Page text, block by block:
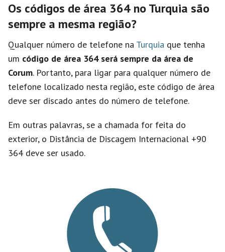
Os códigos de área 364 no Turquia são
sempre a mesma região?
Qualquer número de telefone na Turquia que tenha
um código de área 364 será sempre da área de
Corum. Portanto, para ligar para qualquer número de
telefone localizado nesta região, este código de área
deve ser discado antes do número de telefone.
Em outras palavras, se a chamada for feita do
exterior, o Distância de Discagem Internacional +90
364 deve ser usado.